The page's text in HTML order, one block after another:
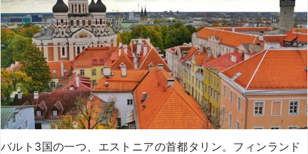
バルト3国の一つ、エストニアの首都タリン。フィンランド